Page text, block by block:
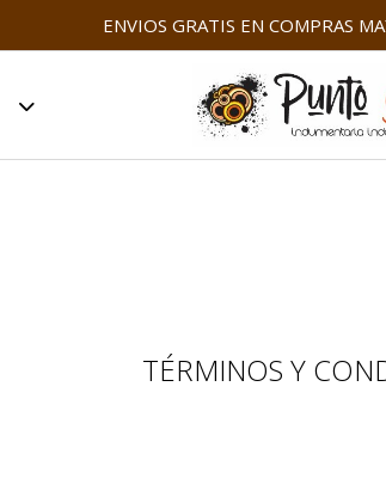
ENVIOS GRATIS EN COMPRAS
TÉRMINOS Y